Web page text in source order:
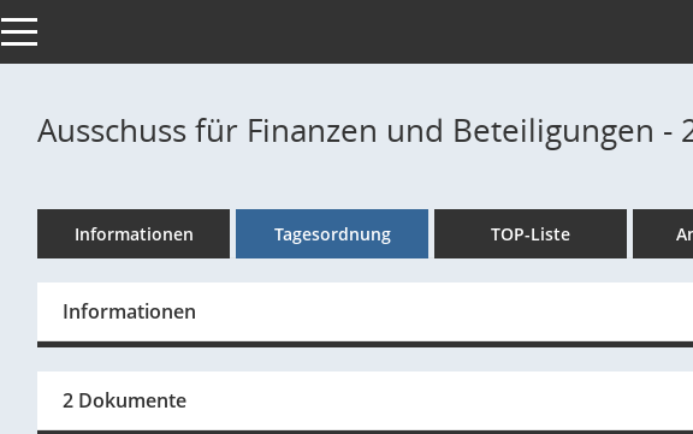
Toggle navigation
Ausschuss für Finanzen und Beteiligungen -
Informationen Tagesordnung TOP-Liste
Informationen
2 Dokumente